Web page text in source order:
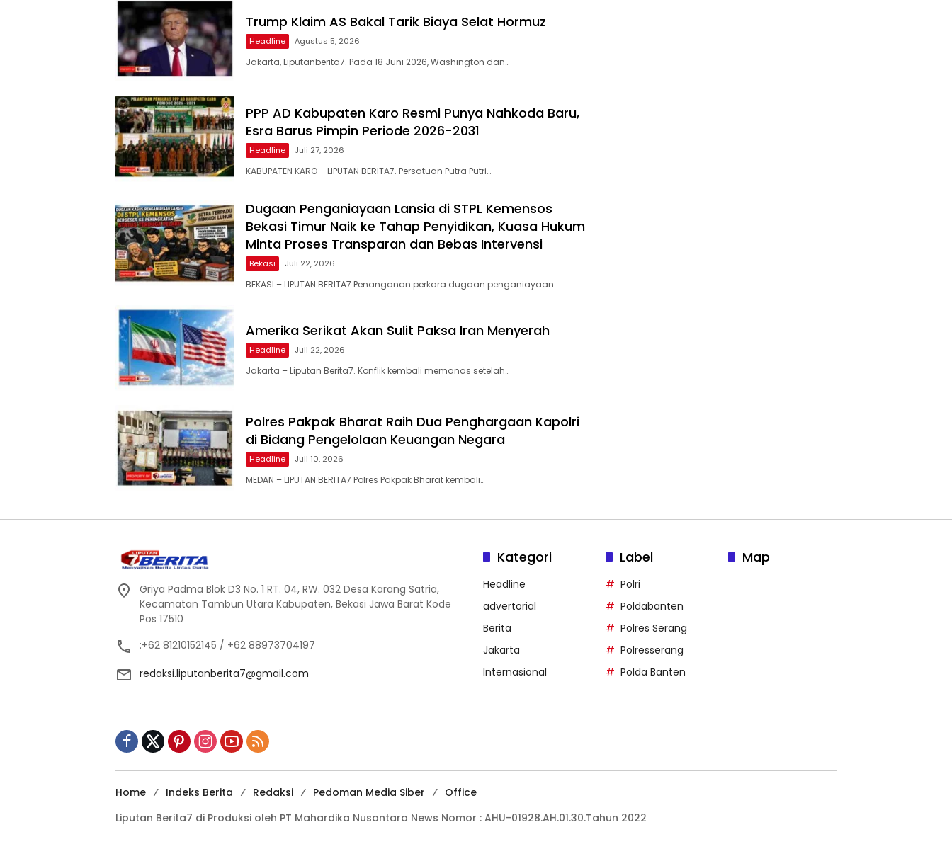
Trump Klaim AS Bakal Tarik Biaya Selat Hormuz
Headline Agustus 5, 2026
Jakarta, Liputanberita7. Pada 18 Juni 2026, Washington dan…
PPP AD Kabupaten Karo Resmi Punya Nahkoda Baru,
Esra Barus Pimpin Periode 2026-2031
Headline Juli 27, 2026
KABUPATEN KARO – LIPUTAN BERITA7. Persatuan Putra Putri…
Dugaan Penganiayaan Lansia di STPL Kemensos
Bekasi Timur Naik ke Tahap Penyidikan, Kuasa Hukum
Minta Proses Transparan dan Bebas Intervensi
Bekasi Juli 22, 2026
BEKASI – LIPUTAN BERITA7 Penanganan perkara dugaan penganiayaan…
Amerika Serikat Akan Sulit Paksa Iran Menyerah
Headline Juli 22, 2026
Jakarta – Liputan Berita7. Konflik kembali memanas setelah…
Polres Pakpak Bharat Raih Dua Penghargaan Kapolri
di Bidang Pengelolaan Keuangan Negara
Headline Juli 10, 2026
MEDAN – LIPUTAN BERITA7 Polres Pakpak Bharat kembali…
Griya Padma Blok D3 No. 1 RT. 04, RW. 032 Desa Karang Satria,
Kecamatan Tambun Utara Kabupaten, Bekasi Jawa Barat Kode
Pos 17510
:+62 81210152145 / +62 88973704197
redaksi.liputanberita7@gmail.com
Kategori
Headline
advertorial
Berita
Jakarta
Internasional
Label
Polri
Poldabanten
Polres Serang
Polresserang
Polda Banten
Map
Home Indeks Berita Redaksi Pedoman Media Siber
Office
Liputan Berita7 di Produksi oleh PT Mahardika Nusantara News Nomor : AHU-01928.AH.01.30.Tahun 2022